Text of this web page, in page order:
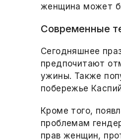
женщина может
Современные
Сегодняшнее
предпочитают
ужины. Также
побережье
Кроме того,
проблемам
прав женщин,